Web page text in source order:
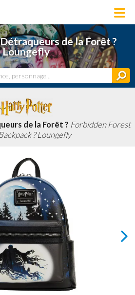
LOUNGEFLY
LICENCES
NOUVEAUTÉS
BONS PLANS
ACTUALITÉS
AJOUTS
de la Forêt ?
Loungefly
de la Forêt ? Forbidden Forest
? Loungefly